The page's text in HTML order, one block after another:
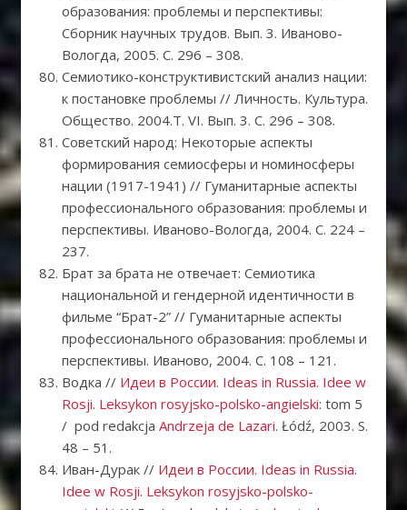
образования: проблемы и перспективы:
Сборник научных трудов. Вып. 3. Иваново-
Вологда, 2005. С. 296 – 308.
Семиотико-конструктивистский анализ нации:
к постановке проблемы // Личность. Культура.
Общество. 2004.Т. VI. Вып. 3. С. 296 – 308.
Советский народ: Некоторые аспекты
формирования семиосферы и номиносферы
нации (1917-1941) // Гуманитарные аспекты
профессионального образования: проблемы и
перспективы. Иваново-Вологда, 2004. С. 224 –
237.
Брат за брата не отвечает: Семиотика
национальной и гендерной идентичности в
фильме “Брат-2” // Гуманитарные аспекты
профессионального образования: проблемы и
перспективы. Иваново, 2004. С. 108 – 121.
Водка // Идеи в России. Ideas in Russia. Idee w
Rosji. Leksykon rosyjsko-polsko-angielski: tom 5
/ pod redakcja Andrzeja de Lazari. Łódź, 2003. S.
48 – 51.
Иван-Дурак // Идеи в России. Ideas in Russia.
Idee w Rosji. Leksykon rosyjsko-polsko-